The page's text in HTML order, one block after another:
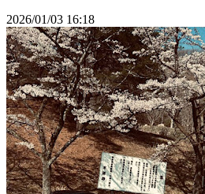
2026/01/03 16:18